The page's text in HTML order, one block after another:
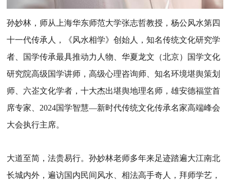
孙妙林，师从上海华东师范大学张志哲教授，杨公风水第四
十一代传承人，《风水相学》创始人，知名传统文化研究学
者、国学传承最具推动力人物、华夏龙文（北京）国学文化
研究院高级国学讲师，高级心理咨询师、知名环境堪舆策划
师、六峜文化学者，十大杰出堪舆地理名师，雄安德福堂首
席专家、 2024国学智慧—新时代传统文化传承名家高端峰会
大会执行主席。
大道至简，法贵易行。孙妙林老师多年来足迹踏遍大江南北
长城内外，遍访国内民间风水、相法高手奇人，拜师学艺，